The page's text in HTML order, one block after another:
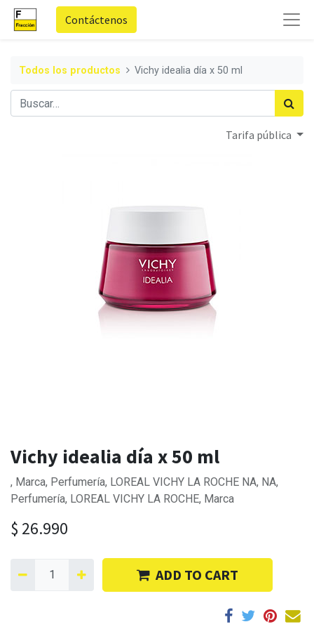
Contáctenos
Todos los productos Vichy idealia día x 50 ml
Tarifa pública
Vichy idealia día x 50 ml
, Marca, Perfumería, LOREAL VICHY LA ROCHE NA, NA,
Perfumería, LOREAL VICHY LA ROCHE, Marca
$ 26.990
ADD TO CART